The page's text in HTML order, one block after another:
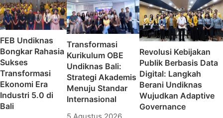
FEB Undiknas
Bongkar Rahasia
Sukses
Transformasi
Ekonomi Era
Industri 5.0 di
Bali
Transformasi
Kurikulum OBE
Undiknas Bali:
Strategi Akademis
Menuju Standar
Internasional
Revolusi Kebijakan
Publik Berbasis Data
Digital: Langkah
Berani Undiknas
Wujudkan Adaptive
Governance